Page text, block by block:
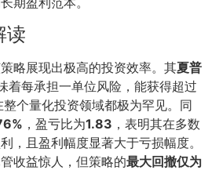
读
略展现出极高的投资效率。其夏普
着每承担一单位风险，能获得超过
个量化投资领域都极为罕见。同
，盈亏比为1.83 ，表明其在多数
，且盈利幅度显著大于亏损幅度。
收益惊人，但策略的最大回撤仅为